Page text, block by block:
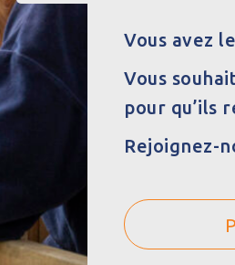
Vous avez
Vous
pour qu’ils
Rejoignez-